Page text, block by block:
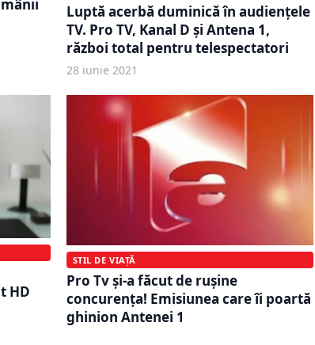
Luptă acerbă duminică în audiențele
TV. Pro TV, Kanal D și Antena 1,
război total pentru telespectatori
28 iunie 2021
HD
STIL DE VIAȚĂ
Pro Tv și-a făcut de rușine
concurența! Emisiunea care îi poartă
ghinion Antenei 1